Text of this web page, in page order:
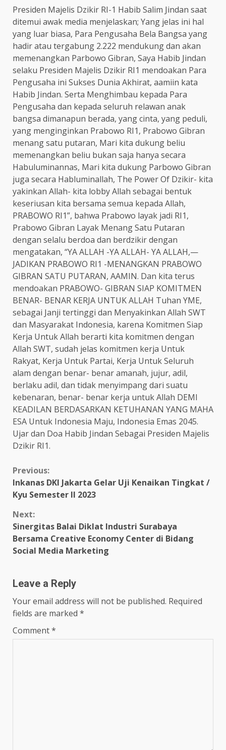
Presiden Majelis Dzikir RI-1 Habib Salim Jindan saat
ditemui awak media menjelaskan; Yang jelas ini hal
yang luar biasa, Para Pengusaha Bela Bangsa yang
hadir atau tergabung 2.222 mendukung dan akan
memenangkan Parbowo Gibran, Saya Habib Jindan
selaku Presiden Majelis Dzikir RI1 mendoakan Para
Pengusaha ini Sukses Dunia Akhirat, aamiin kata
Habib Jindan. Serta Menghimbau kepada Para
Pengusaha dan kepada seluruh relawan anak
bangsa dimanapun berada, yang cinta, yang peduli,
yang menginginkan Prabowo RI1, Prabowo Gibran
menang satu putaran, Mari kita dukung beliu
memenangkan beliu bukan saja hanya secara
Habuluminannas, Mari kita dukung Parbowo Gibran
juga secara Habluminallah, The Power Of Dzikir- kita
yakinkan Allah- kita lobby Allah sebagai bentuk
keseriusan kita bersama semua kepada Allah,
PRABOWO RI1”, bahwa Prabowo layak jadi RI1,
Prabowo Gibran Layak Menang Satu Putaran
dengan selalu berdoa dan berdzikir dengan
mengatakan, “YA ALLAH -YA ALLAH- YA ALLAH,—
JADIKAN PRABOWO RI1 -MENANGKAN PRABOWO
GIBRAN SATU PUTARAN, AAMIN. Dan kita terus
mendoakan PRABOWO- GIBRAN SIAP KOMITMEN
BENAR- BENAR KERJA UNTUK ALLAH Tuhan YME,
sebagai Janji tertinggi dan Menyakinkan Allah SWT
dan Masyarakat Indonesia, karena Komitmen Siap
Kerja Untuk Allah berarti kita komitmen dengan
Allah SWT, sudah jelas komitmen kerja Untuk
Rakyat, Kerja Untuk Partai, Kerja Untuk Seluruh
alam dengan benar- benar amanah, jujur, adil,
berlaku adil, dan tidak menyimpang dari suatu
kebenaran, benar- benar kerja untuk Allah DEMI
KEADILAN BERDASARKAN KETUHANAN YANG MAHA
ESA Untuk Indonesia Maju, Indonesia Emas 2045.
Ujar dan Doa Habib Jindan Sebagai Presiden Majelis
Dzikir RI1.
Continue
Reading
Previous:
Inkanas DKI Jakarta Gelar Uji Kenaikan Tingkat /
Kyu Semester II 2023
Next:
Sinergitas Balai Diklat Industri Surabaya
Bersama Creative Economy Center di Bidang
Social Media Marketing
Leave a Reply
Your email address will not be published. Required
fields are marked *
Comment*